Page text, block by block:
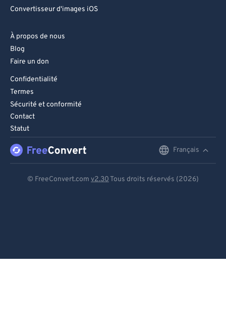
Convertisseur d'images iOS
À propos de nous
Blog
Faire un don
Confidentialité
Termes
Sécurité et conformité
Contact
Statut
Français
© FreeConvert.com v2.30 Tous droits réservés (2026)